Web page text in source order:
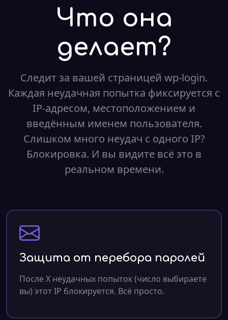
Что она
делает?
Следит за вашей страницей wp-login.
Каждая неудачная попытка фиксируется с
IP-адресом, местоположением и
введённым именем пользователя.
Слишком много неудач с одного IP?
Блокировка. И вы видите всё это в
реальном времени.
Защита от перебора паролей
После X неудачных попыток (число выбираете
вы) этот IP блокируется. Всё просто.